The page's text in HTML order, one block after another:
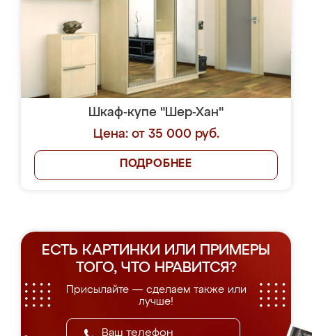
Шкаф-купе "Шер-Хан"
Цена: от 35 000 руб.
ПОДРОБНЕЕ
ЕСТЬ КАРТИНКИ ИЛИ ПРИМЕРЫ
ТОГО, ЧТО НРАВИТСЯ?
Присылайте — сделаем также или
лучше!